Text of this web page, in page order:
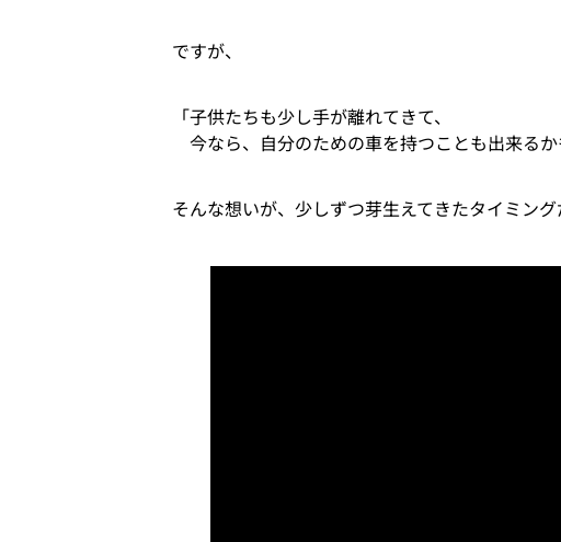
ですが、
「子供たちも少し手が離れてきて、
今なら、自分のための車を持つことも出来るか
そんな想いが、少しずつ芽生えてきたタイミング